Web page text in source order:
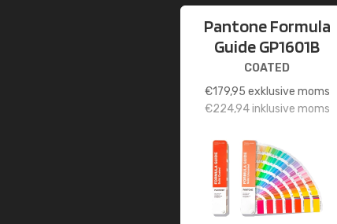
Pantone Formula
Guide GP1601B
COATED
€179,95 exklusive moms
€224,94inklusive moms